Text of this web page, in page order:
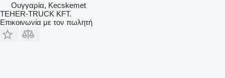
Ουγγαρία, Kecskemet
TEHER-TRUCK KFT.
Επικοινωνία με τον πωλητή